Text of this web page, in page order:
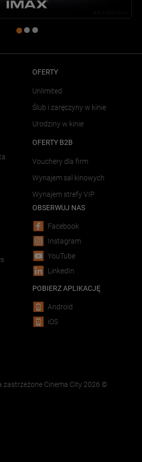
OFERTY
Unlimited
Ślub i zaręczyny w kinie
Urodziny w kinie
OFERTY B2B
Vouchery dla firm
Wynajem sal kinowych
Wynajem strefy VIP
OBSERWUJ NAS
Facebook
Instagram
YouTube
LinkedIn
POBIERZ APLIKACJĘ
Android
iOS
zastrzeżone Cinema City 2026 ©